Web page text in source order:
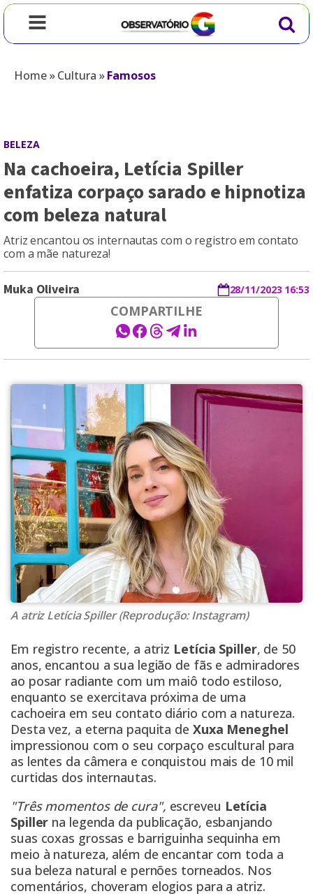
Home»Cultura »Famosos
BELEZA
Na cachoeira, Letícia Spiller
enfatiza corpaço sarado e hipnotiza
com beleza natural
Atriz encantou os internautas com o registro em contato
com a mãe natureza!
Muka Oliveira 28/11/2023 16:53
COMPARTILHE
A atriz Letícia Spiller (Reprodução: Instagram)
Em registro recente, a atriz Letícia Spiller, de 50
anos, encantou a sua legião de fãs e admiradores
ao posar radiante com um maiô todo estiloso,
enquanto se exercitava próxima de uma
cachoeira em seu contato diário com a natureza.
Desta vez, a eterna paquita de Xuxa Meneghel
impressionou com o seu corpaço escultural para
as lentes da câmera e conquistou mais de 10 mil
curtidas dos internautas.
"Três momentos de cura", escreveu Letícia
Spiller na legenda da publicação, esbanjando
suas coxas grossas e barriguinha sequinha em
meio à natureza, além de encantar com toda a
sua beleza natural e pernões torneados. Nos
comentários, choveram elogios para a atriz.